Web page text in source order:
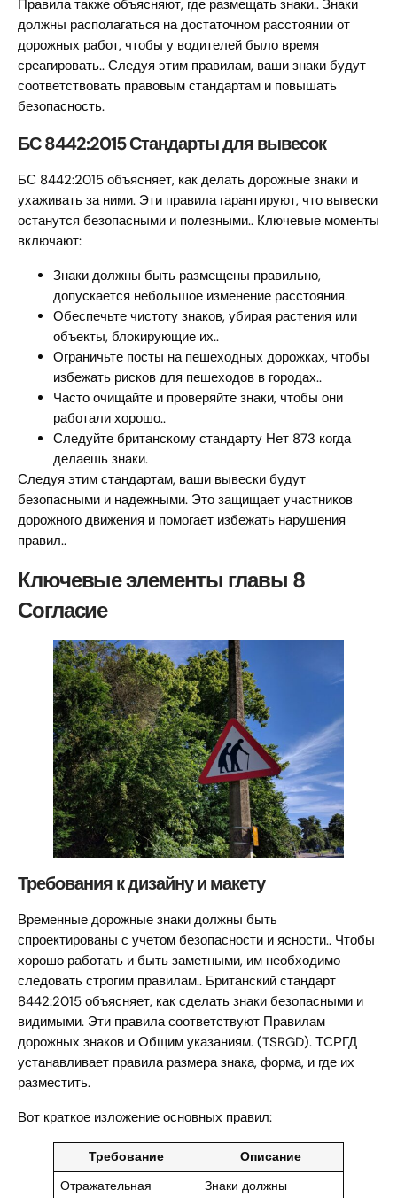
Правила также объясняют, где размещать знаки.. Знаки
должны располагаться на достаточном расстоянии от
дорожных работ, чтобы у водителей было время
среагировать.. Следуя этим правилам, ваши знаки будут
соответствовать правовым стандартам и повышать
безопасность.
БС 8442:2015 Стандарты для вывесок
БС 8442:2015 объясняет, как делать дорожные знаки и
ухаживать за ними. Эти правила гарантируют, что вывески
останутся безопасными и полезными.. Ключевые моменты
включают:
Знаки должны быть размещены правильно,
допускается небольшое изменение расстояния.
Обеспечьте чистоту знаков, убирая растения или
объекты, блокирующие их..
Ограничьте посты на пешеходных дорожках, чтобы
избежать рисков для пешеходов в городах..
Часто очищайте и проверяйте знаки, чтобы они
работали хорошо..
Следуйте британскому стандарту Нет 873 когда
делаешь знаки.
Следуя этим стандартам, ваши вывески будут
безопасными и надежными. Это защищает участников
дорожного движения и помогает избежать нарушения
правил..
Ключевые элементы главы 8
Согласие
Требования к дизайну и макету
Временные дорожные знаки должны быть
спроектированы с учетом безопасности и ясности.. Чтобы
хорошо работать и быть заметными, им необходимо
следовать строгим правилам.. Британский стандарт
8442:2015 объясняет, как сделать знаки безопасными и
видимыми. Эти правила соответствуют Правилам
дорожных знаков и Общим указаниям. (TSRGD). ТСРГД
устанавливает правила размера знака, форма, и где их
разместить.
Вот краткое изложение основных правил:
Требование
Описание
Отражательная
Знаки должны